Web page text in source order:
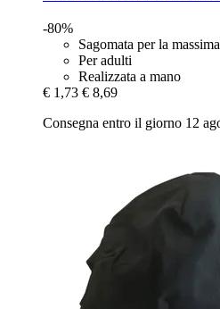
-80%
Sagomata per la
Per adulti
Realizzata a mano
€ 1,73 € 8,69
Consegna entro il giorno 12